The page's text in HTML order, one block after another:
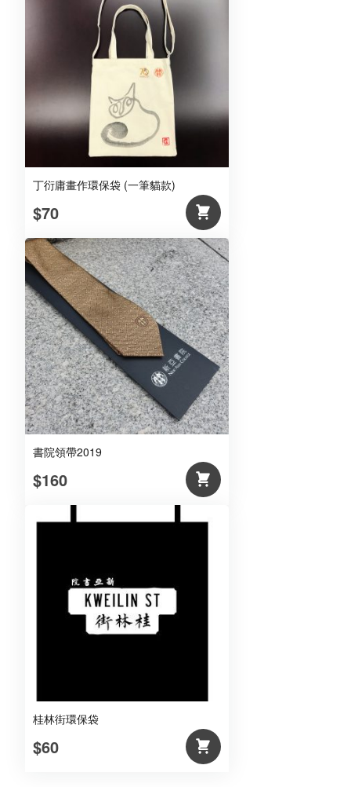
丁衍庸畫作環保袋 (一筆貓款)
$70
書院領帶2019
$160
桂林街環保袋
$60